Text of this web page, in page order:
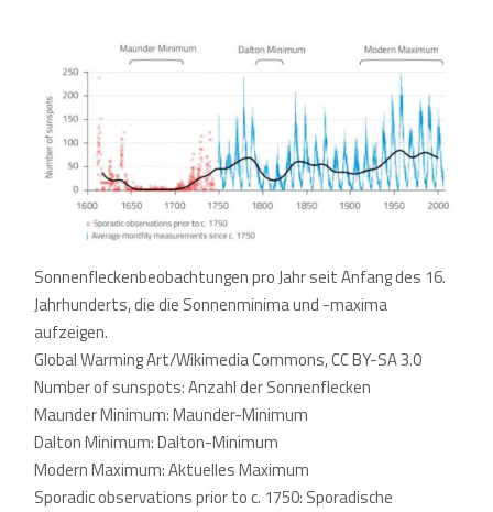
Sonnenfleckenbeobachtungen pro Jahr seit Anfang des 16.
Jahrhunderts, die die Sonnenminima und -maxima
aufzeigen.
Global Warming Art/Wikimedia Commons, CC BY-SA 3.0
Number of sunspots: Anzahl der Sonnenflecken
Maunder Minimum: Maunder-Minimum
Dalton Minimum: Dalton-Minimum
Modern Maximum: Aktuelles Maximum
Sporadic observations prior to c. 1750: Sporadische